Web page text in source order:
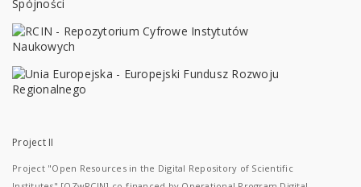
Project II
Project "Open Resources in the Digital Repository of Scientific